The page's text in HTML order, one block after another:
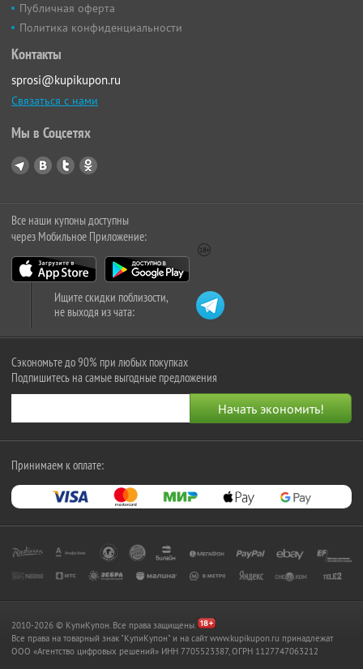
Публичная оферта
Политика конфиденциальности
Контакты
sprosi@kupikupon.ru
Связаться с нами
Мы в Соцсетях
Все наши купоны доступны
через Мобильное Приложение:
Ищите скидки поблизости,
не выходя из чата:
Сэкономьте до 90% при любых покупках
Подпишитесь на самые выгодные предложения
Принимаем к оплате:
2010-2026 © КупиКупон. Все права защищены.
Все права на товарный знак "КупиКупон" и на сайт www.kupikupon.ru принадлежат
OOO «Агентство цифровых решений» ИНН 7705523387, ОГРН 1127747063212